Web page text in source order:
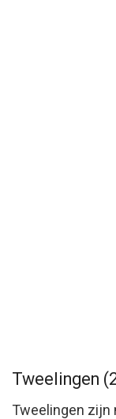
Tweelingen
Tweelingen zijn